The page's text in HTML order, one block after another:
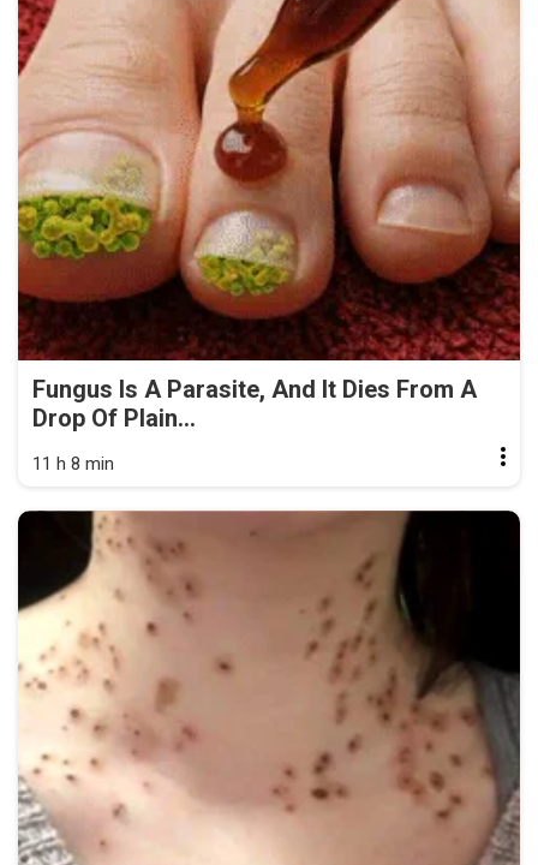
Fungus Is A Parasite, And It Dies From A
Drop Of Plain...
11 h 8 min